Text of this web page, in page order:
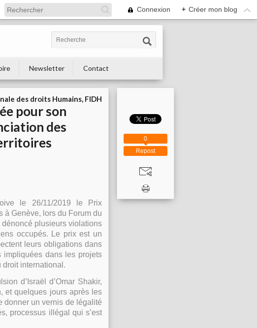
Connexion + Créer mon blog
Newsletter Contact
des droits Humains, FIDH
pour son
des
le 26/11/2019 le Prix
à Genève, lors du Forum du
dénoncé plusieurs violations
occupés. Le prix est un
leurs obligations dans
impliquées dans les projets
international.
d’Israël d’Omar Shakir,
et quelques jours après les
donner un vernis de légalité
processus illégal qui s’est
Repost
0